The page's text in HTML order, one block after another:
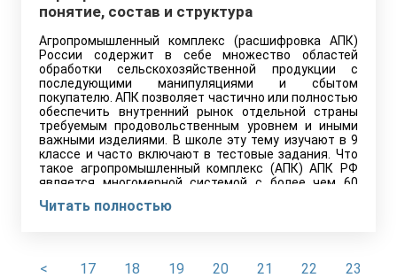
понятие, состав и структура
Агропромышленный комплекс (расшифровка АПК)
России содержит в себе множество областей
обработки сельскохозяйственной продукции с
последующими манипуляциями и сбытом
покупателю. АПК позволяет частично или полностью
обеспечить внутренний рынок отдельной страны
требуемым продовольственным уровнем и иными
важными изделиями. В школе эту тему изучают в 9
классе и часто включают в тестовые задания. Что
такое агропромышленный комплекс (АПК) АПК РФ
является многомерной системой с более чем 60
Читать полностью
< 17 18 19 20 21 22 23